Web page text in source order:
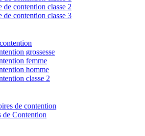
de contention classe 2
de contention classe 3
grossesse
femme
homme
classe 2
de contention
de Contention